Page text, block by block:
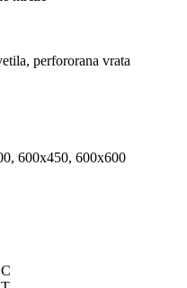
perfororana vrata
600x450, 600x600